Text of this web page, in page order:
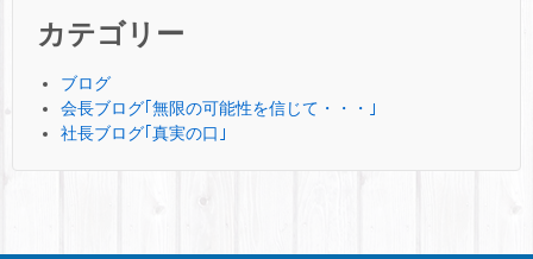
カテゴリー
ブログ
会長ブログ｢無限の可能性を信じて・・・｣
社長ブログ｢真実の口｣